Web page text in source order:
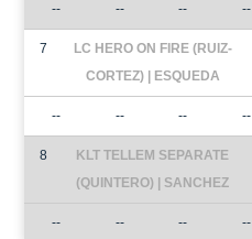
-- -- -- --
7
LC HERO ON FIRE (RUIZ-
CORTEZ) | ESQUEDA
-- -- -- --
8
KLT TELLEM SEPARATE
(QUINTERO) | SANCHEZ
-- -- -- --